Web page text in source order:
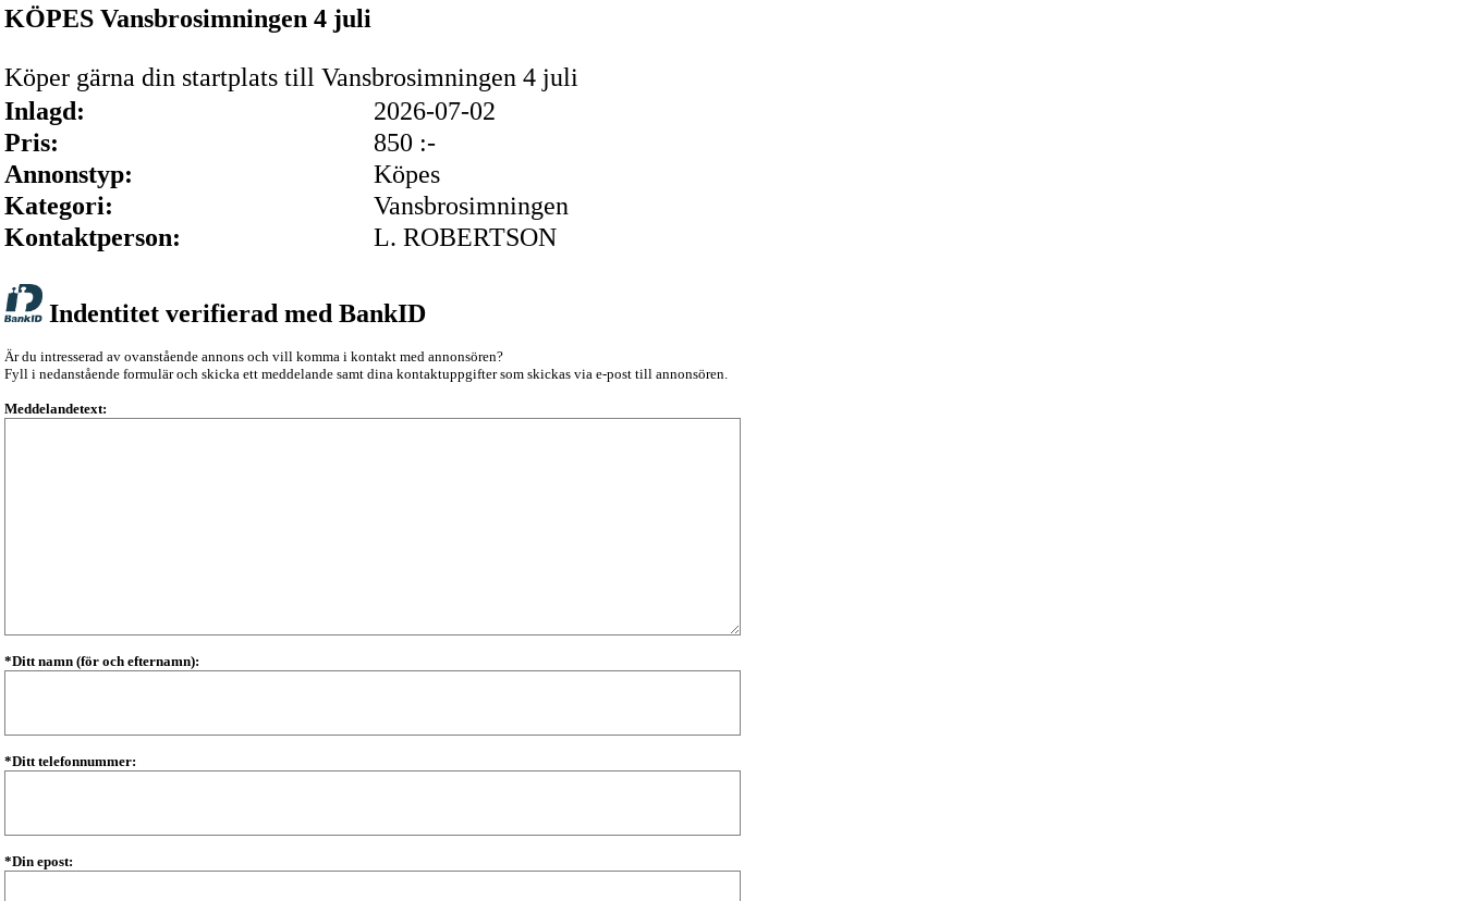
KÖPES Vansbrosimningen 4 juli
Köper gärna din startplats till Vansbrosimningen 4 juli
Inlagd:
2026-07-02
Pris:
850 :-
Annonstyp:
Köpes
Kategori:
Vansbrosimningen
Kontaktperson:
L. ROBERTSON
Indentitet verifierad med BankID
Är du intresserad av ovanstående annons och vill komma i kontakt med annonsören?
Fyll i nedanstående formulär och skicka ett meddelande samt dina kontaktuppgifter som skickas via e-post till annonsören.
Meddelandetext:
*Ditt namn (för och efternamn):
*Ditt telefonnummer:
*Din epost: